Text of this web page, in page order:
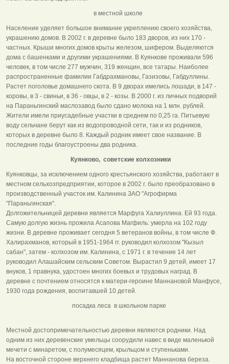
в местной школе
Население уделяет большое внимание укреплению своего хозяйства,
украшению домов. В 2002 г. в деревне было 183 дворов, из них 170 -
частных. Крыши многих домов крыты железом, шифером. Выделяются
дома с башенками и другими украшениями. В Куянкове проживали 596
человек, в том числе 277 мужчин, 319 женщин, все татары. Наиболее
распространенные фамилии Габдрахмановы, Газизовы, Габдуллины.
Растет поголовье домашнего скота. В 9 дворах имелись лошади, в 147 -
коровы, в 3 - свиньи, в 36 - овцы, в 2 - козы. В 2000 г. из личных подворий
на Параньгинский маслозавод было сдано молока на 1 млн. рублей.
Жители имели приусадебные участки в среднем по 0,25 га. Питьевую
воду сельчане берут как из водопроводной сети, так и из родников,
которых в деревне было 8. Каждый родник имеет свое название. В
последние годы благоустроены два родника.
Куянково, советские колхозники
Куянковцы, за исключением одного крестьянского хозяйства, работают в
местном сельхозпредприятии, которое в 2002 г. было преобразовано в
производственный участок им. Калинина ЗАО "Агрофирма
"Параньгинская".
Долгожительницей деревни является Марфуга Халиуллина. Ей 93 года.
Самую долгую жизнь прожила Асапова Магфиль: умерла на 102 году
жизни. В деревне проживает сегодня 5 ветеранов войны, в том числе Ф.
Халирахманов, который в 1951-1964 гг. руководил колхозом "Кызыл
сабан", затем - колхозом им. Калинина, с 1971 г. в течение 14 лет
руководил Алашайским сельским Советом. Вырастил 9 детей, имеет 17
внуков, 1 правнука, удостоен многих боевых и трудовых наград. В
деревне с почтением относятся к матери-героине Маннановой Манфусе,
1930 года рождения, воспитавшей 10 детей.
посадка леса в школьном парке
Местной достопримечательностью деревни являются родники. Над
одним из них деревенские умельцы соорудили навес в виде маленькой
мечети с минаретом, с полумесяцем, крыльцом и ступеньками.
На восточной стороне верхнего кладбища растет Маннанова береза.